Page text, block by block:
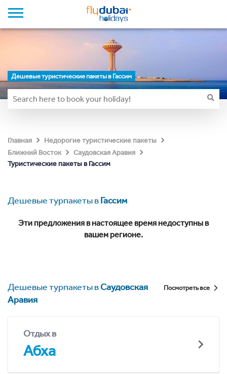
Дешевые туристические пакеты в Гассим
Главная
Недорогие туристические пакеты
Ближний Восток
Саудовская Аравия
Туристические пакеты в Гассим
Дешевые турпакеты вГассим
Эти предложения в настоящее время недоступны в
вашем регионе.
Дешевые турпакеты вСаудовская
Аравия
Посмотреть все
Отдых в
Абха